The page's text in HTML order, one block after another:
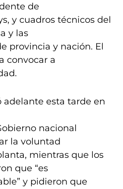
de
y cuadros técnicos del
y las
provincia y nación. El
convocar a
adelante esta tarde en
nacional
la voluntad
mientras que los
que “es
y pidieron que